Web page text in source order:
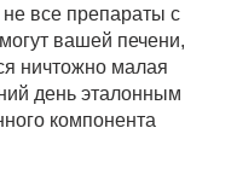
все препараты с
вашей печени,
ничтожно малая
день эталонным
компонента